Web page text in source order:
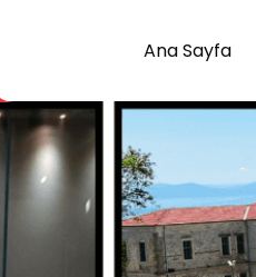
Ana Sayfa